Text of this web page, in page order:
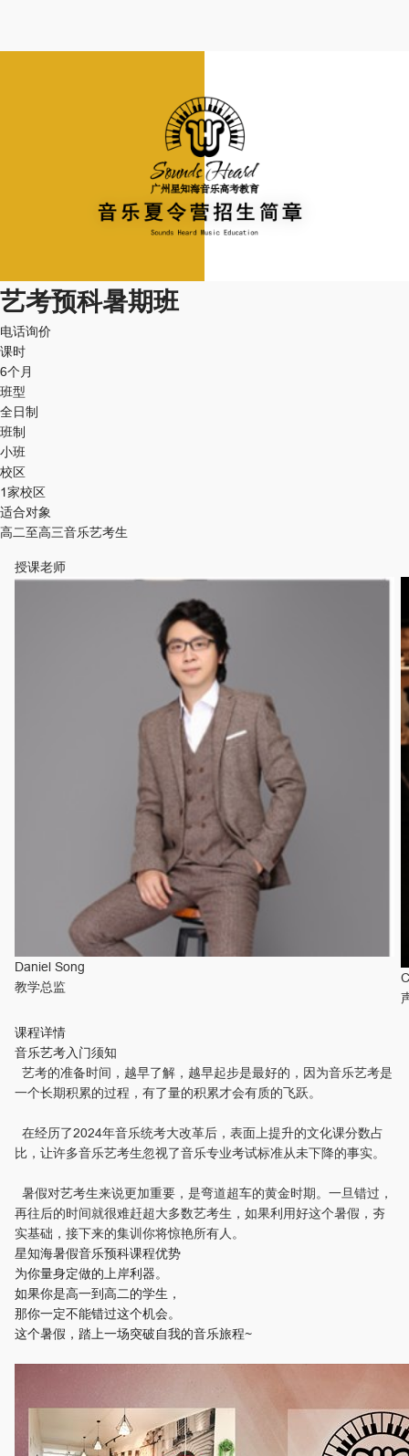
艺考预科暑期班
电话询价
课时
6个月
班型
全日制
班制
小班
校区
1家校区
适合对象
高二至高三音乐艺考生
授课老师
Daniel Song
教学总监
课程详情
音乐艺考入门须知
艺考的准备时间，越早了解，越早起步是最好的，因为音乐艺考是
一个长期积累的过程，有了量的积累才会有质的飞跃。
在经历了2024年音乐统考大改革后，表面上提升的文化课分数占
比，让许多音乐艺考生忽视了音乐专业考试标准从未下降的事实。
暑假对艺考生来说更加重要，是弯道超车的黄金时期。一旦错过，
再往后的时间就很难赶超大多数艺考生，如果利用好这个暑假，夯
实基础，接下来的集训你将惊艳所有人。
星知海暑假音乐预科课程优势
为你量身定做的上岸利器。
如果你是高一到高二的学生，
那你一定不能错过这个机会。
这个暑假，踏上一场突破自我的音乐旅程~